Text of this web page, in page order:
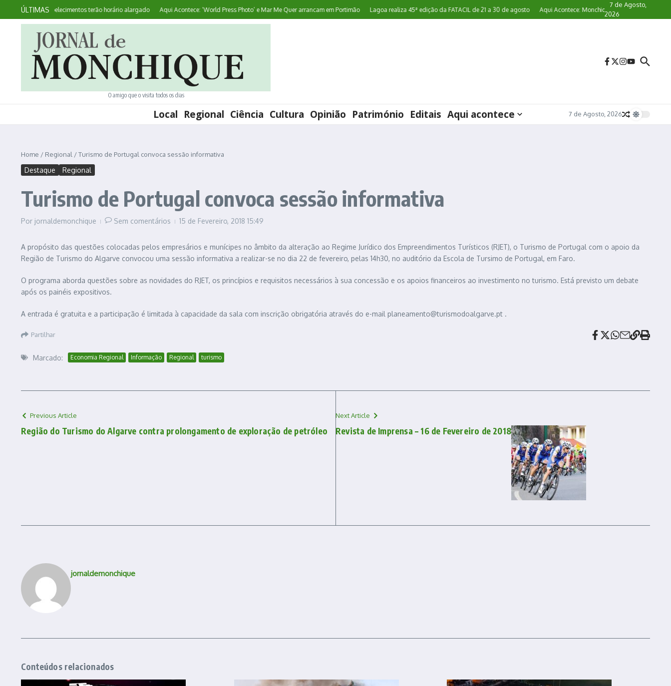
Ir para o conteúdo
ÚLTIMAS
estabelecimentos terão horário alargado Aqui Acontece: ‘World Press Photo’ e Mar Me Quer arrancam em Portimão Lagoa realiza 45ª edição da FATACIL de 21 a 30 de agosto Aqui Acontece: Monchique convida a comunidade a
7 de Agosto,
2026
O amigo que o visita todos os dias
Local Regional Ciência Cultura Opinião Património Editais Aqui acontece 7 de Agosto, 2026
Home / Regional /Turismo de Portugal convoca sessão informativa
Destaque Regional
Turismo de Portugal convoca sessão informativa
Por jornaldemonchique Sem comentários 15 de Fevereiro, 2018 15:49
A propósito das questões colocadas pelos empresários e munícipes no âmbito da alteração ao Regime Jurídico dos Empreendimentos Turísticos (RJET), o Turismo de Portugal com o apoio da
Região de Turismo do Algarve convocou uma sessão informativa a realizar-se no dia 22 de fevereiro, pelas 14h30, no auditório da Escola de Tursimo de Portugal, em Faro.
O programa aborda questões sobre as novidades do RJET, os princípios e requisitos necessários à sua concessão e os apoios financeiros ao investimento no turismo. Está previsto um debate
após os painéis expositivos.
A entrada é gratuita e a participação é limitada à capacidade da sala com inscrição obrigatória através do e-mail planeamento@turismodoalgarve.pt .
Partilhar
Marcado: Economia Regional Informação Regional turismo
Previous Article
Região do Turismo do Algarve contra prolongamento de exploração de petróleo
Next Article
Revista de Imprensa – 16 de Fevereiro de 2018
jornaldemonchique
Conteúdos relacionados